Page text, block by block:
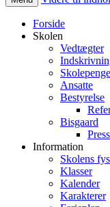
Forside
Skolen
Vedtægter
Skolepenge
Ansatte
Bestyrelse
Bisgaard
Information
Skolens
Klasser
Kalender
Karakterer